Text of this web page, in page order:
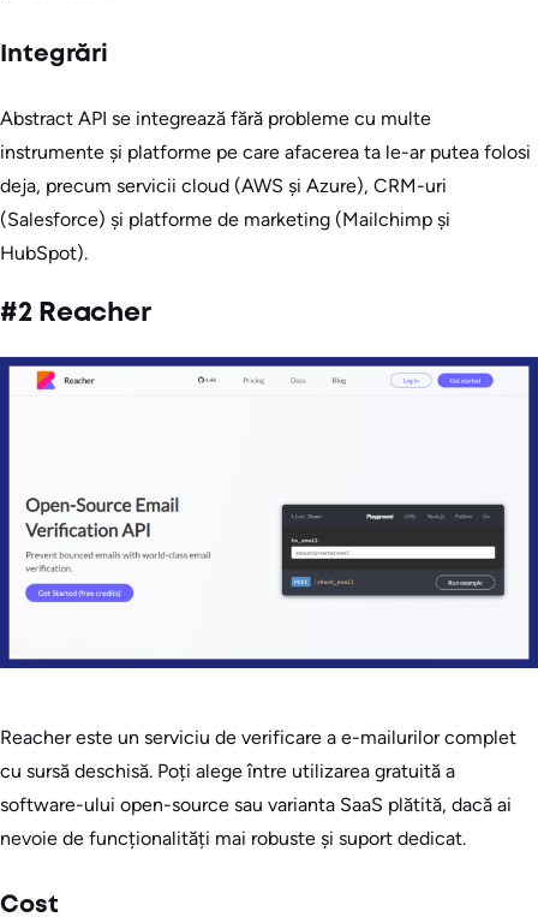
Integrări
Abstract API se integrează fără probleme cu multe
instrumente și platforme pe care afacerea ta le-ar putea folosi
deja, precum servicii cloud (AWS și Azure), CRM-uri
(Salesforce) și platforme de marketing (Mailchimp și
HubSpot).
#2 Reacher
Reacher este un serviciu de verificare a e-mailurilor complet
cu sursă deschisă. Poți alege între utilizarea gratuită a
software-ului open-source sau varianta SaaS plătită, dacă ai
nevoie de funcționalități mai robuste și suport dedicat.
Cost